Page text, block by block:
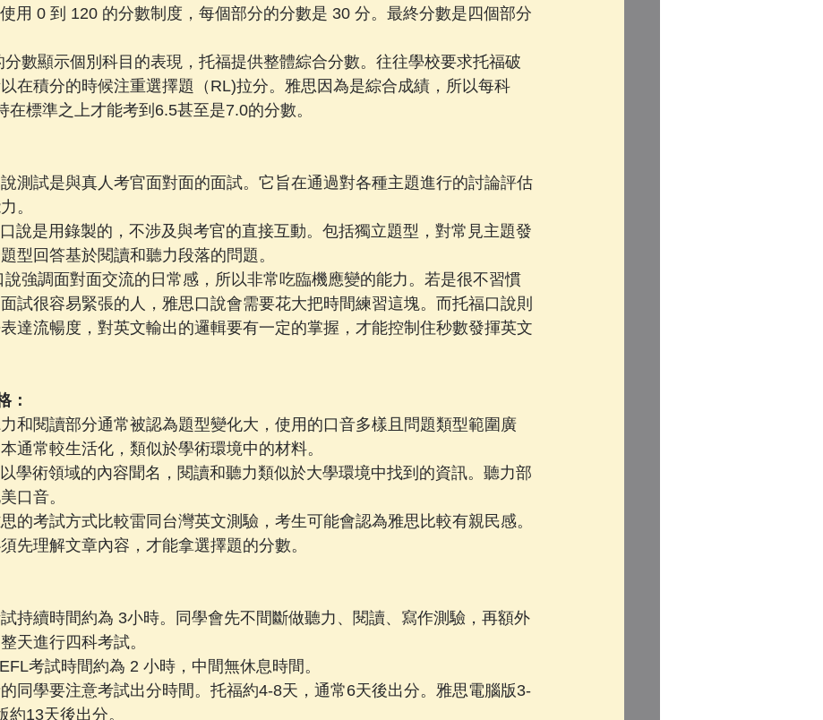
用 0 到 120 的分數制度，每個部分的分數是 30 分。最終分數是四個部分
分數顯示個別科目的表現，托福提供整體綜合分數。往往學校要求托福破
在積分的時候注重選擇題（RL)拉分。雅思因為是綜合成績，所以每科
在標準之上才能考到6.5甚至是7.0的分數。
測試是與真人考官面對面的面試。它旨在通過對各種主題進行的討論評估
。
說是用錄製的，不涉及與考官的直接互動。包括獨立題型，對常見主題發
型回答基於閱讀和聽力段落的問題。
說強調面對面交流的日常感，所以非常吃臨機應變的能力。若是很不習慣
試很容易緊張的人，雅思口說會需要花大把時間練習這塊。而托福口說則
達流暢度，對英文輸出的邏輯要有一定的掌握，才能控制住秒數發揮英文
：
和閱讀部分通常被認為題型變化大，使用的口音多樣且問題類型範圍廣
通常較生活化，類似於學術環境中的材料。
學術領域的內容聞名，閱讀和聽力類似於大學環境中找到的資訊。聽力部
口音。
的考試方式比較雷同台灣英文測驗，考生可能會認為雅思比較有親民感。
先理解文章內容，才能拿選擇題的分數。
持續時間約為 3小時。同學會先不間斷做聽力、閱讀、寫作測驗，再額外
天進行四科考試。
考試時間約為 2 小時，中間無休息時間。
同學要注意考試出分時間。托福約4-8天，通常6天後出分。雅思電腦版3-
13天後出分。